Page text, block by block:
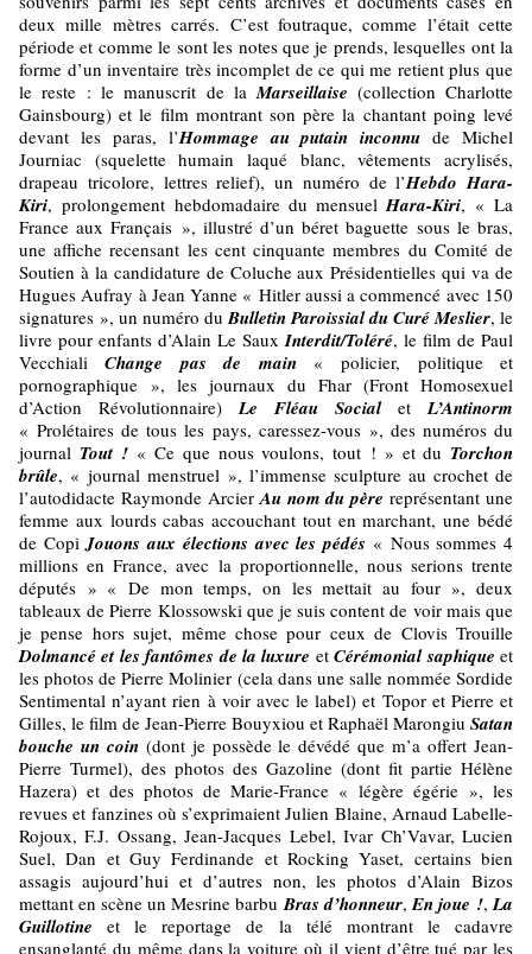
deux mille mètres carrés. C’est foutraque, comme l’était cette
période et comme le sont les notes que je prends, lesquelles ont la
forme d’un inventaire très incomplet de ce qui me retient plus que
le reste : le manuscrit de laMarseillaise (collection Charlotte
Gainsbourg) et le film montrant son père la chantant poing levé
devant les paras, l’Hommage au putain inconnude Michel
Journiac (squelette humain laqué blanc, vêtements acrylisés,
drapeau tricolore, lettres relief), un numéro de l’Hebdo Hara-
Kiri, prolongement hebdomadaire du mensuelHara-Kiri, « La
France aux Français », illustré d’un béret baguette sous le bras,
une affiche recensant les cent cinquante membres du Comité de
Soutien à la candidature de Coluche aux Présidentielles qui va de
Hugues Aufray à Jean Yanne « Hitler aussi a commencé avec 150
signatures », un numéro duBulletin Paroissial du Curé Meslier, le
livre pour enfants d’Alain Le Saux Interdit/Toléré, le film de Paul
VecchialiChange pas de main « policier, politique et
pornographique », les journaux du Fhar (Front Homosexuel
d’Action Révolutionnaire)Le Fléau SocialetL’Antinorm
« Prolétaires de tous les pays, caressez-vous », des numéros du
journal Tout ! « Ce que nous voulons, tout ! » et duTorchon
brûle, « journal menstruel », l’immense sculpture au crochet de
l’autodidacte Raymonde ArcierAu nom du père représentant une
femme aux lourds cabas accouchant tout en marchant, une bédé
de CopiJouons aux élections avec les pédés « Nous sommes 4
millions en France, avec la proportionnelle, nous serions trente
députés » « De mon temps, on les mettait au four », deux
tableaux de Pierre Klossowski que je suis content de voir mais que
je pense hors sujet, même chose pour ceux de Clovis Trouille
Dolmancé et les fantômes de la luxure etCérémonial saphique et
les photos de Pierre Molinier (cela dans une salle nommée Sordide
Sentimental n’ayant rien à voir avec le label) et Topor et Pierre et
Gilles, le film de Jean-Pierre Bouyxiou et Raphaël Marongiu Satan
bouche un coin (dont je possède le dévédé que m’a offert Jean-
Pierre Turmel), des photos des Gazoline (dont fit partie Hélène
Hazera) et des photos de Marie-France « légère égérie », les
revues et fanzines où s’exprimaient Julien Blaine, Arnaud Labelle-
Rojoux, F.J. Ossang, Jean-Jacques Lebel, Ivar Ch’Vavar, Lucien
Suel, Dan et Guy Ferdinande et Rocking Yaset, certains bien
assagis aujourd’hui et d’autres non, les photos d’Alain Bizos
mettant en scène un Mesrine barbuBras d’honneur,En joue !,La
Guillotine et le reportage de la télé montrant le cadavre
ensanglanté du même dans la voiture où il vient d’être tué par les